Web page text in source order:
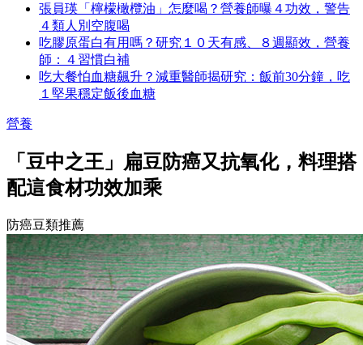
張員瑛「檸檬橄欖油」怎麼喝？營養師曝４功效，警告
４類人別空腹喝
吃膠原蛋白有用嗎？研究１０天有感、８週顯效，營養
師：４習慣白補
吃大餐怕血糖飆升？減重醫師揭研究：飯前30分鐘，吃
１堅果穩定飯後血糖
營養
「豆中之王」扁豆防癌又抗氧化，料理搭
配這食材功效加乘
防癌豆類推薦